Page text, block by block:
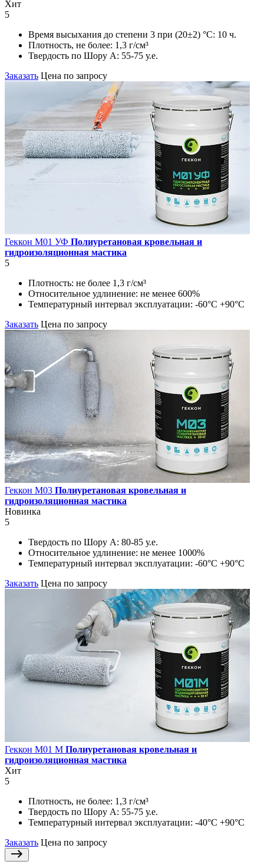
Хит
5
Время высыхания до степени 3 при (20±2) °С: 10 ч.
Плотность, не более: 1,3 г/см³
Твердость по Шору А: 55-75 у.е.
Заказать Цена по запросу
Геккон М01 УФ Полиуретановая кровельная и
гидроизоляционная мастика
5
Плотность: не более 1,3 г/см³
Относительное удлинение: не менее 600%
Температурный интервал эксплуатации: -60°С +90°С
Заказать Цена по запросу
Геккон М03 Полиуретановая кровельная и
гидроизоляционная мастика
Новинка
5
Твердость по Шору А: 80-85 у.е.
Относительное удлинение: не менее 1000%
Температурный интервал эксплуатации: -60°С +90°С
Заказать Цена по запросу
Геккон М01 М Полиуретановая кровельная и
гидроизоляционная мастика
Хит
5
Плотность, не более: 1,3 г/см³
Твердость по Шору А: 55-75 у.е.
Температурный интервал эксплуатации: -40°С +90°С
Заказать Цена по запросу